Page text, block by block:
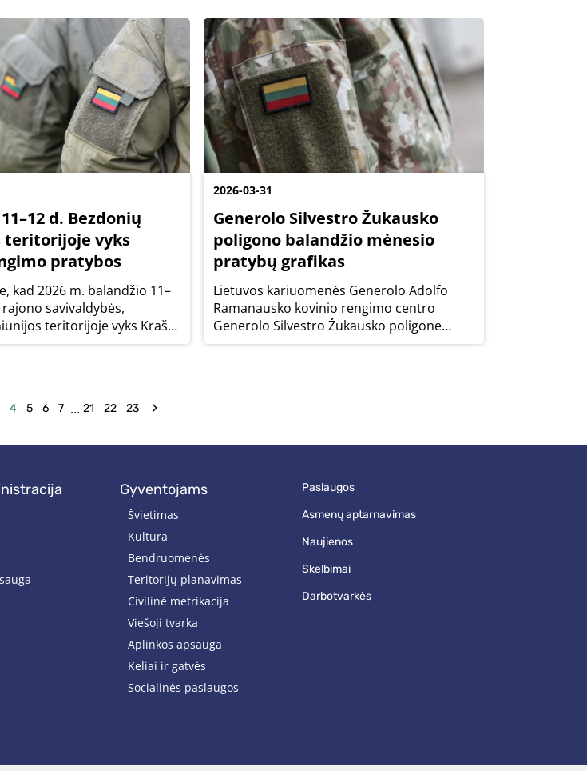
pratybos,...
savivaldybių teritorijose Vokietijos...
d. Bezdonių
teritorijoje vyks
pratybos
kad 2026 m. balandžio 11–
savivaldybės,
teritorijoje vyks Krašto
pajėgų Didžiosios
2026-03-31
Generolo Silvestro Žukausko
poligono balandžio mėnesio
pratybų grafikas
Lietuvos kariuomenės Generolo Adolfo
Ramanausko kovinio rengimo centro
Generolo Silvestro Žukausko poligone
balandžio mėnesį vyks kovinio šaudymo ir
4 5 6 7 ... 21 22 23
gyventojams
Švietimas
Kultūra
Bendruomenės
Teritorijų planavimas
Civilinė metrikacija
Viešoji tvarka
Aplinkos apsauga
Keliai ir gatvės
Socialinės paslaugos
paslaugos
asmenų aptarnavimas
naujienos
skelbimai
darbotvarkės